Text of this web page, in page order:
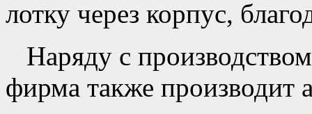
лотку через корпус,
Наряду с
фирма также производит